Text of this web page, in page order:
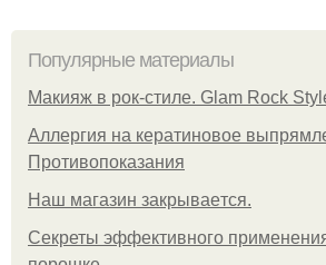
Популярные материалы
Макияж в рок-стиле. Glam Rock
Аллергия на кератиновое
Противопоказания
Нaш магaзин зaкрывaeтся.
Секреты эффективного